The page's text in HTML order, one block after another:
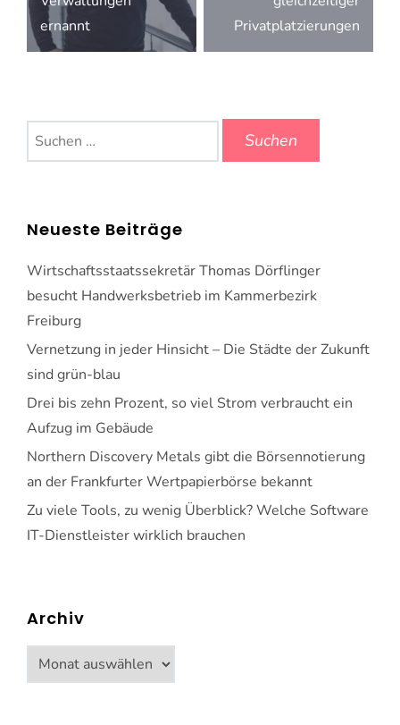
ernannt
Privatplatzierungen
Suchen
nach:
Neueste Beiträge
Wirtschaftsstaatssekretär Thomas Dörflinger
besucht Handwerksbetrieb im Kammerbezirk
Freiburg
Vernetzung in jeder Hinsicht – Die Städte der Zukunft
sind grün-blau
Drei bis zehn Prozent, so viel Strom verbraucht ein
Aufzug im Gebäude
Northern Discovery Metals gibt die Börsennotierung
an der Frankfurter Wertpapierbörse bekannt
Zu viele Tools, zu wenig Überblick? Welche Software
IT-Dienstleister wirklich brauchen
Archiv
Archiv